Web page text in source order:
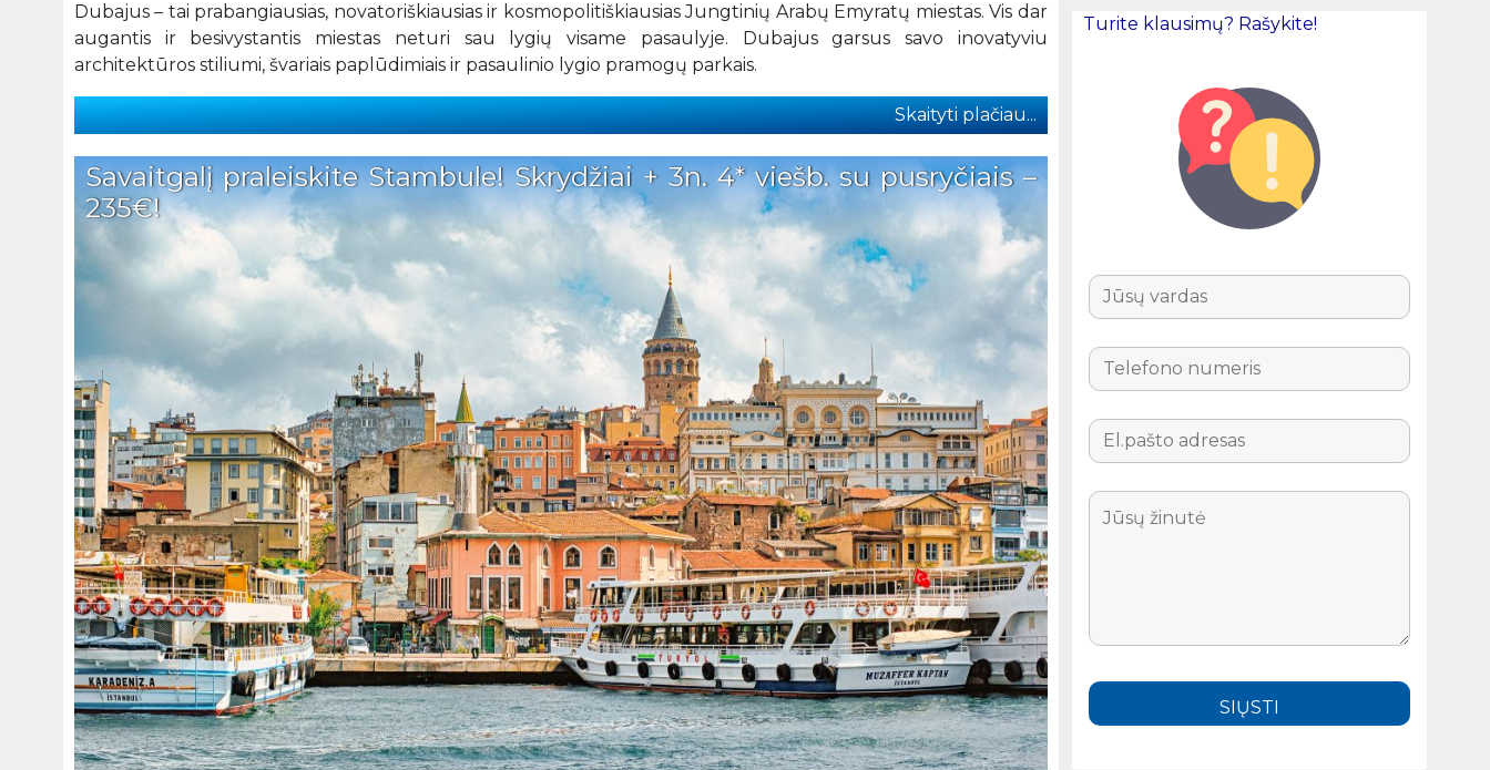
Dubajus – tai prabangiausias, novatoriškiausias ir kosmopolitiškiausias Jungtinių Arabų Emyratų miestas. Vis dar
augantis ir besivystantis miestas neturi sau lygių visame pasaulyje. Dubajus garsus savo inovatyviu
architektūros stiliumi, švariais paplūdimiais ir pasaulinio lygio pramogų parkais.
Skaityti plačiau...
Savaitgalį praleiskite Stambule! Skrydžiai + 3n. 4* viešb. su pusryčiais –
235€!
Turite klausimų? Rašykite!